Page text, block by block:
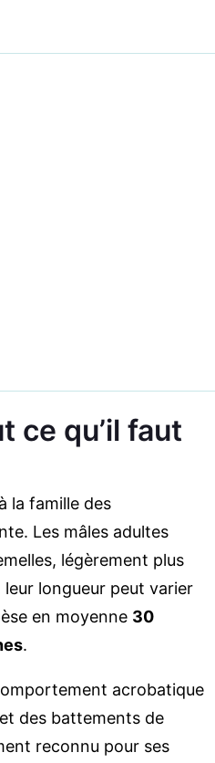
ce qu’il faut
la famille des
Les mâles adultes
légèrement plus
leur longueur peut varier
en moyenne 30
.
acrobatique
des battements de
reconnu pour ses